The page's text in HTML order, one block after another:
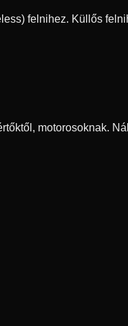
felnihez. Küllős
motorosoknak.